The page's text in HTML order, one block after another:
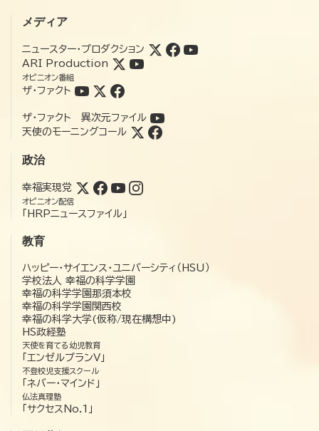
メディア
ニュースター・プロダクション
ARI Production
オピニオン番組
ザ・ファクト
ザ・ファクト 異次元ファイル
天使のモーニングコール
政治
幸福実現党
オピニオン配信
「HRPニュースファイル」
教育
ハッピー・サイエンス・ユニバーシティ（HSU）
学校法人 幸福の科学学園
幸福の科学学園那須本校
幸福の科学学園関西校
幸福の科学大学(仮称/現在構想中)
HS政経塾
天使を育てる幼児教育
「エンゼルプランV」
不登校児支援スクール
「ネバー・マインド」
仏法真理塾
「サクセスNo.1」